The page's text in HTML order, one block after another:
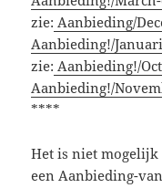
zie: Aanbieding/
Aanbieding!/
zie: Aanbieding!/
Aanbieding!/
****
Het is niet
een Aanbieding-